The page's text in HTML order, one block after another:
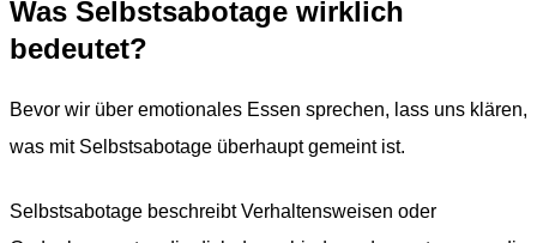
Was Selbstsabotage wirklich
bedeutet?
Bevor wir über emotionales Essen sprechen, lass uns klären,
was mit Selbstsabotage überhaupt gemeint ist.
Selbstsabotage beschreibt Verhaltensweisen oder